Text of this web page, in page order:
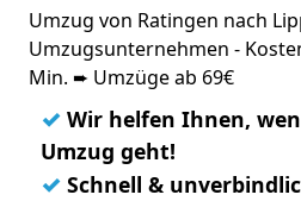
Umzug von Ratingen nach
Umzugsunternehmen -
Min. ➨ Umzüge ab 69€
✓ Wir helfen Ihnen,
Umzug geht!
✓ Schnell &